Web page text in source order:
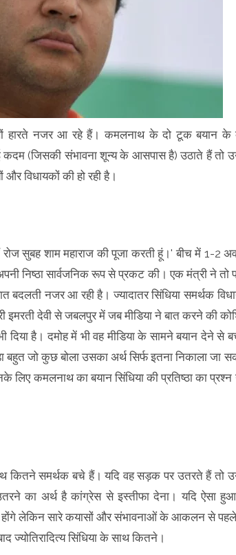
हारते नजर आ रहे हैं। कमलनाथ के दो टूक बयान के
कदम (जिसकी संभावना शून्य के आसपास है) उठाते हैं तो
विधायकों की हो रही है।
रोज सुबह शाम महाराज की पूजा करती हूं।' बीच में 1-2
निष्ठा सार्वजनिक रूप से प्रकट की। एक मंत्री ने तो
नजर आ रही है। ज्यादातर सिंधिया समर्थक
इमरती देवी से जबलपुर में जब मीडिया ने बात करने की
दिया है। दमोह में भी वह मीडिया के सामने बयान देने से
जो कुछ बोला उसका अर्थ सिर्फ इतना निकाला जा
लिए कमलनाथ का बयान सिंधिया की प्रतिष्ठा का प्रश्न
कितने समर्थक बचे हैं। यदि वह सड़क पर उतरते हैं तो
का अर्थ है कांग्रेस से इस्तीफा देना। यदि ऐसा
होंगे लेकिन सारे कयासों और संभावनाओं के आकलन से
ज्योतिरादित्य सिंधिया के साथ कितने।